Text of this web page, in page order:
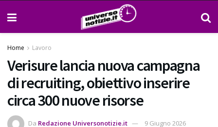
Home Lavoro
Verisure lancia nuova campagna
di recruiting, obiettivo inserire
circa 300 nuove risorse
Da Redazione Universonotizie.it 9 Giugno 2026